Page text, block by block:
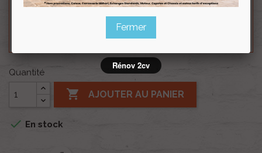
? N'hésitez pas à contacter notre service
0254 277 154
renov2cv.technique@gmail.com
Quantité
 AJOUTER AU PANIER
 En stock
Fermer
Rénov 2cv